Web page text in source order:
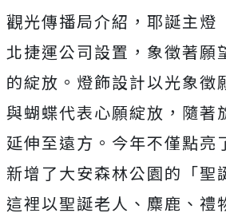
觀光傳播局介紹，耶誕主燈
北捷運公司設置，象徵著願
的綻放。燈飾設計以光象徵
與蝴蝶代表心願綻放，隨著
延伸至遠方。今年不僅點亮
新增了大安森林公園的「聖
這裡以聖誕老人、麋鹿、禮